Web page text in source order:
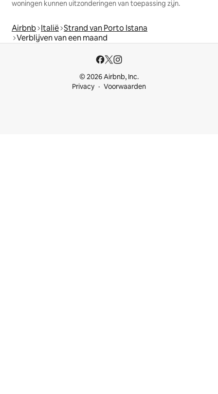
woningen kunnen uitzonderingen van toepassing zijn.
Airbnb Italië Strand van Porto Istana
Verblijven van een maand
© 2026 Airbnb, Inc.
Privacy
Voorwaarden